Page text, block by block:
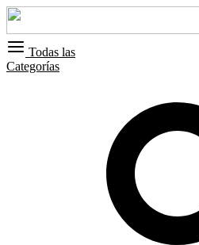
Todas las
Categorías